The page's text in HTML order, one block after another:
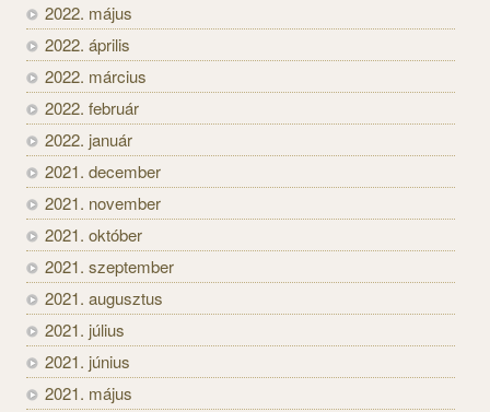
2022. május
2022. április
2022. március
2022. február
2022. január
2021. december
2021. november
2021. október
2021. szeptember
2021. augusztus
2021. július
2021. június
2021. május